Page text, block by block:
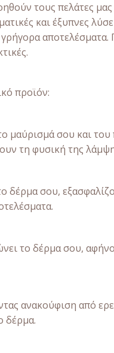
τους πελάτες
και έξυπνες
προϊόν:
μαύρισμά σου και
τη φυσική της
σου,
το δέρμα σου,
ανακούφιση από
δέρμα.